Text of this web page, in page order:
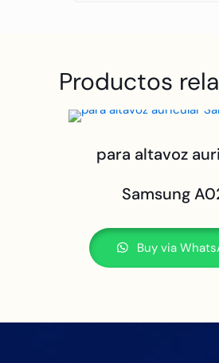
Productos
para altavoz
Samsung
Buy via